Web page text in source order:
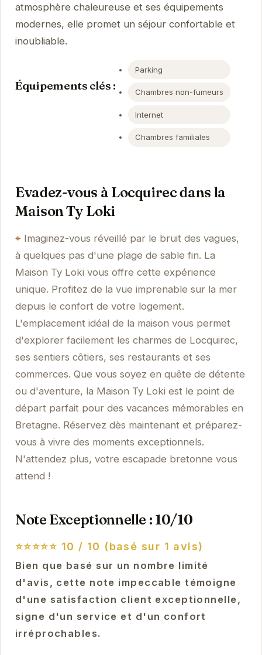
atmosphère chaleureuse et ses équipements
modernes, elle promet un séjour confortable et
inoubliable.
Équipements clés :
Parking
Chambres non-fumeurs
Internet
Chambres familiales
Evadez-vous à Locquirec dans la
Maison Ty Loki
Imaginez-vous réveillé par le bruit des vagues,
à quelques pas d'une plage de sable fin. La
Maison Ty Loki vous offre cette expérience
unique. Profitez de la vue imprenable sur la mer
depuis le confort de votre logement.
L'emplacement idéal de la maison vous permet
d'explorer facilement les charmes de Locquirec,
ses sentiers côtiers, ses restaurants et ses
commerces. Que vous soyez en quête de détente
ou d'aventure, la Maison Ty Loki est le point de
départ parfait pour des vacances mémorables en
Bretagne. Réservez dès maintenant et préparez-
vous à vivre des moments exceptionnels.
N'attendez plus, votre escapade bretonne vous
attend !
Note Exceptionnelle : 10/10
⭐⭐⭐⭐⭐ 10 / 10 (basé sur 1 avis)
Bien que basé sur un nombre limité
d'avis, cette note impeccable témoigne
d'une satisfaction client exceptionnelle,
signe d'un service et d'un confort
irréprochables.